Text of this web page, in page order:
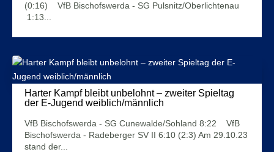
(0:16) VfB Bischofswerda - SG Pulsnitz/Oberlichtenau
1:13...
Harter Kampf bleibt unbelohnt – zweiter Spieltag
der E-Jugend weiblich/männlich
VfB Bischofswerda - SG Cunewalde/Sohland 8:22 VfB
Bischofswerda - Radeberger SV II 6:10 (2:3) Am 29.10.23
stand der...